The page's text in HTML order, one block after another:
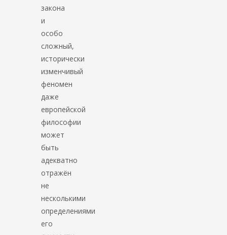
закона
и
особо
сложный,
исторически
изменчивый
феномен
даже
европейской
философии
может
быть
адекватно
отражён
не
несколькими
определениями
его